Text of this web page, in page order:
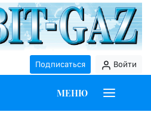
Подписаться Войти
МЕНЮ